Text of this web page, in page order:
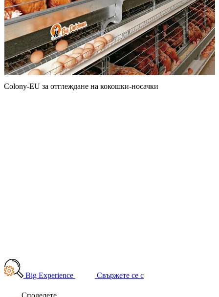
Colony-EU за отглеждане на кокошки-носачки
Big Experience Свържете се с
Споделете